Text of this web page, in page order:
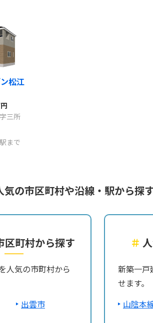
松江
三所
まで
気の市区町村や沿線・駅から探
区町村から探す
人気の市町村から
出雲市
＃
新築一戸
せます。
山陰本